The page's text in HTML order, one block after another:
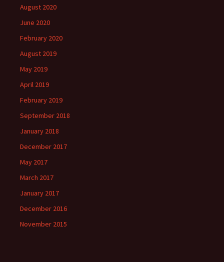
August 2020
June 2020
February 2020
August 2019
May 2019
April 2019
February 2019
September 2018
January 2018
December 2017
May 2017
March 2017
January 2017
December 2016
November 2015